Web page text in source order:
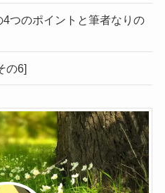
つのポイントと筆者なりの
の6]